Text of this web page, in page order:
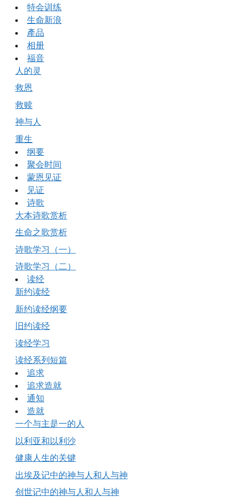
特会训练
生命新浪
產品
相册
福音
人的灵
救恩
救赎
神与人
重生
纲要
聚会时间
蒙恩见证
见证
诗歌
大本诗歌赏析
生命之歌赏析
诗歌学习（一）
诗歌学习（二）
读经
新约读经
新约读经纲要
旧约读经
读经学习
读经系列短篇
追求
追求造就
通知
造就
一个与主是一的人
以利亚和以利沙
健康人生的关键
出埃及记中的神与人和人与神
创世记中的神与人和人与神